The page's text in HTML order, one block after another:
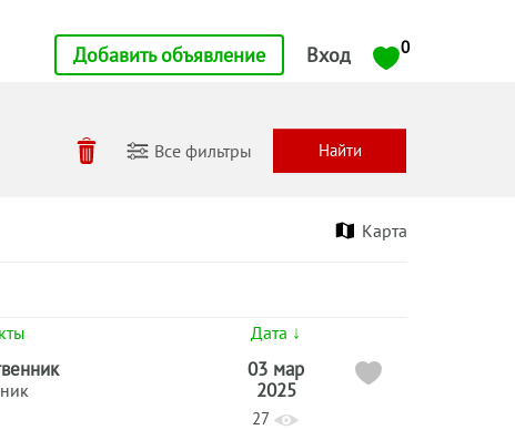
Добавить объявление Вход 0
Все фильтры
Карта
Дата ↓
03 мар
2025
27